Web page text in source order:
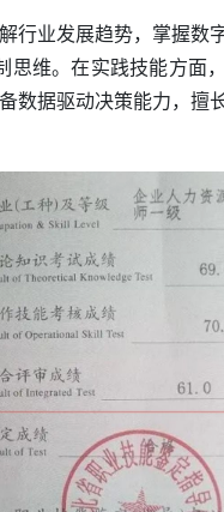
行业发展趋势，掌握数
思维。在实践技能方面
数据驱动决策能力，擅